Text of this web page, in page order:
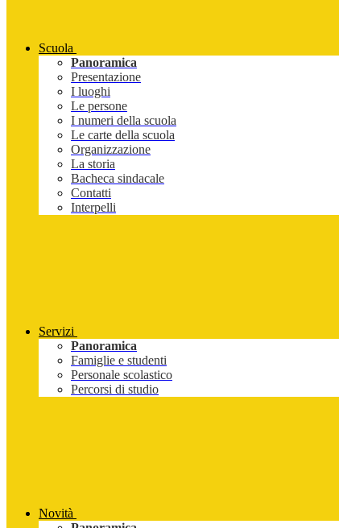
Scuola
Panoramica
Presentazione
I luoghi
Le persone
I numeri della scuola
Le carte della scuola
Organizzazione
La storia
Bacheca sindacale
Contatti
Interpelli
Servizi
Panoramica
Famiglie e studenti
Personale scolastico
Percorsi di studio
Novità